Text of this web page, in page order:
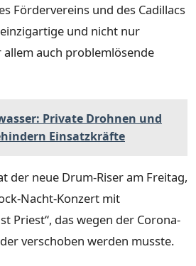
Fördervereins und des Cadillacs
und nicht nur
auch problemlösende
Private Drohnen und
Einsatzkräfte
der neue Drum-Riser am Freitag,
Nacht-Konzert mit
Priest“, das wegen der Corona-
verschoben werden musste.